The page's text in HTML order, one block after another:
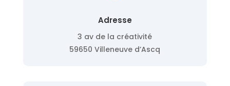
Adresse
3 av de la créativité
59650 Villeneuve d’Ascq